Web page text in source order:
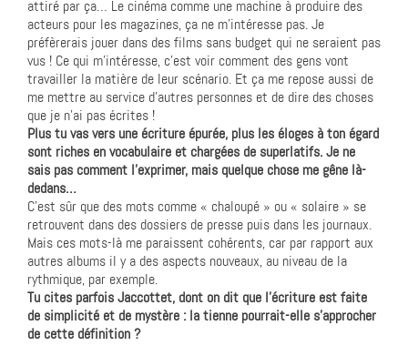
attiré par ça… Le cinéma comme une machine à produire des
acteurs pour les magazines, ça ne m’intéresse pas. Je
préfèrerais jouer dans des films sans budget qui ne seraient pas
vus ! Ce qui m’intéresse, c’est voir comment des gens vont
travailler la matière de leur scénario. Et ça me repose aussi de
me mettre au service d’autres personnes et de dire des choses
que je n’ai pas écrites !
Plus tu vas vers une écriture épurée, plus les éloges à ton égard
sont riches en vocabulaire et chargées de superlatifs. Je ne
sais pas comment l’exprimer, mais quelque chose me gêne là-
dedans…
C’est sûr que des mots comme « chaloupé » ou « solaire » se
retrouvent dans des dossiers de presse puis dans les journaux.
Mais ces mots-là me paraissent cohérents, car par rapport aux
autres albums il y a des aspects nouveaux, au niveau de la
rythmique, par exemple.
Tu cites parfois Jaccottet, dont on dit que l’écriture est faite
de simplicité et de mystère : la tienne pourrait-elle s’approcher
de cette définition ?